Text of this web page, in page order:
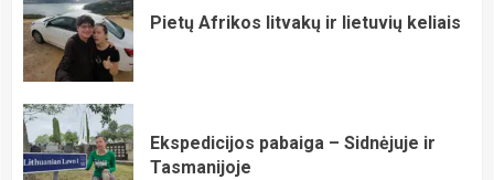
Pietų Afrikos litvakų ir lietuvių keliais
Ekspedicijos pabaiga – Sidnėjuje ir
Tasmanijoje